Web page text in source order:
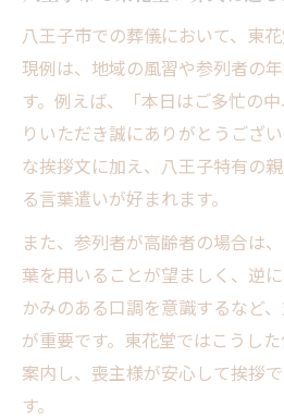
八王子市での葬儀において、東
現例は、地域の風習や参列者の
す。例えば、「本日はご多忙の
りいただき誠にありがとうござ
な挨拶文に加え、八王子特有の
る言葉遣いが好まれます。
また、参列者が高齢者の場合は
葉を用いることが望ましく、逆
かみのある口調を意識するなど
が重要です。東花堂ではこうし
案内し、喪主様が安心して挨拶
す。